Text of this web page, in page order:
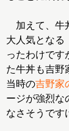
加えて、牛
大人気となる
ったわけです
た牛丼も吉野
当時の吉野家
ージが強烈な
なさそうです